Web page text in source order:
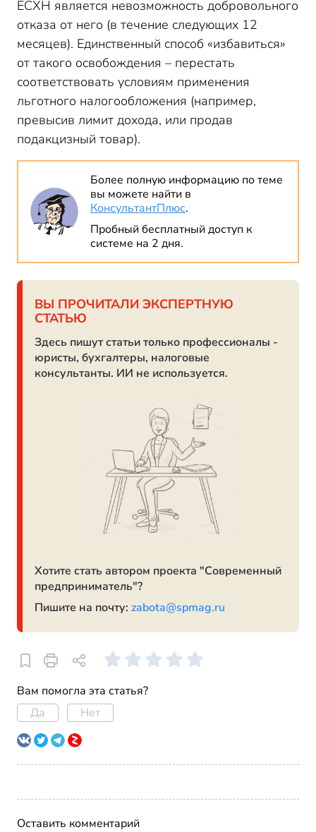
ЕСХН является невозможность добровольного
отказа от него (в течение следующих 12
месяцев). Единственный способ «избавиться»
от такого освобождения – перестать
соответствовать условиям применения
льготного налогообложения (например,
превысив лимит дохода, или продав
подакцизный товар).
Более полную информацию по теме
вы можете найти в
КонсультантПлюс.
Пробный бесплатный доступ к
системе на 2 дня.
ВЫ ПРОЧИТАЛИ ЭКСПЕРТНУЮ
СТАТЬЮ
Здесь пишут статьи только профессионалы -
юристы, бухгалтеры, налоговые
консультанты. ИИ не используется.
Хотите стать автором проекта "Современный
предприниматель"?
Пишите на почту: zabota@spmag.ru
Вам помогла эта статья?
Да
Нет
Оставить комментарий